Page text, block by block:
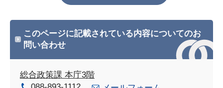
このページに記載されている内容についてのお
問い合わせ
総合政策課 本庁3階